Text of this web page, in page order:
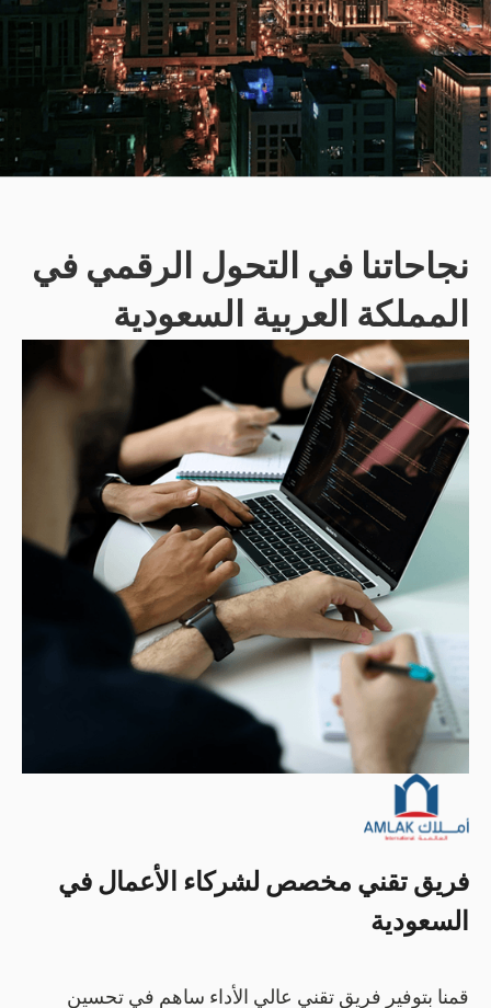
نجاحاتنا في التحول الرقمي في
المملكة العربية السعودية
فريق تقني مخصص لشركاء الأعمال في
السعودية
قمنا بتوفير فريق تقني عالي الأداء ساهم في تحسين